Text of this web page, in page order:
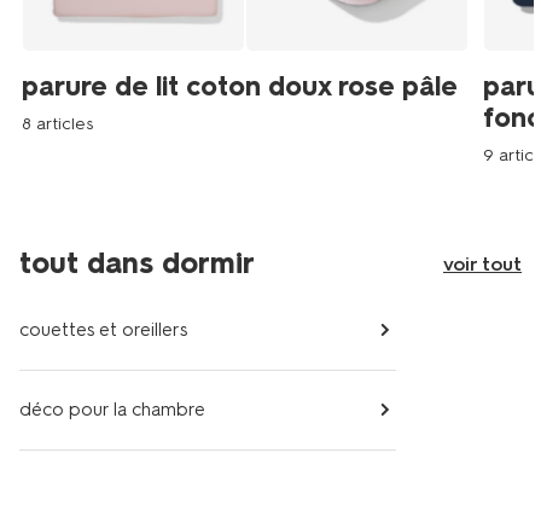
parure de lit coton doux rose pâle
8 articles
9
tout dans dormir voir tout
couettes et oreillers
déco pour la chambre